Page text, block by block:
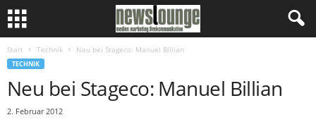
Start Technik Neu bei Stageco: Manuel Billian
TECHNIK
Neu bei Stageco: Manuel Billian
2. Februar 2012